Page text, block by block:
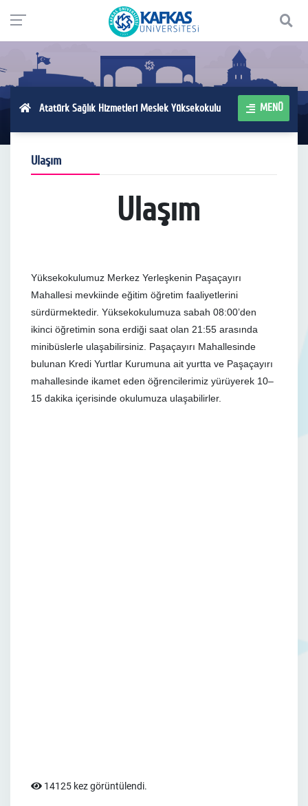
Atatürk Sağlık Hizmetleri Meslek Yüksekokulu MENÜ
Ulaşım
Ulaşım
Yüksekokulumuz Merkez Yerleşkenin Paşaçayırı
Mahallesi mevkiinde eğitim öğretim faaliyetlerini
sürdürmektedir. Yüksekokulumuza sabah 08:00’den
ikinci öğretimin sona erdiği saat olan 21:55 arasında
minibüslerle ulaşabilirsiniz. Paşaçayırı Mahallesinde
bulunan Kredi Yurtlar Kurumuna ait yurtta ve Paşaçayırı
mahallesinde ikamet eden öğrencilerimiz yürüyerek 10–
15 dakika içerisinde okulumuza ulaşabilirler.
14125 kez görüntülendi.